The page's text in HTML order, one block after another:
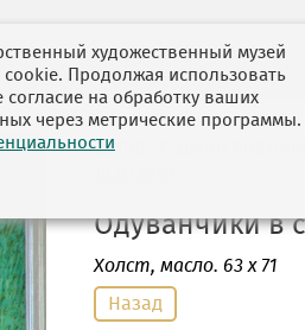
автор: Рыбкин
Одуванчики в
Холст, масло. 63 х 71
Назад
художественный музей
Продолжая использовать
на обработку ваших
через метрические программы.